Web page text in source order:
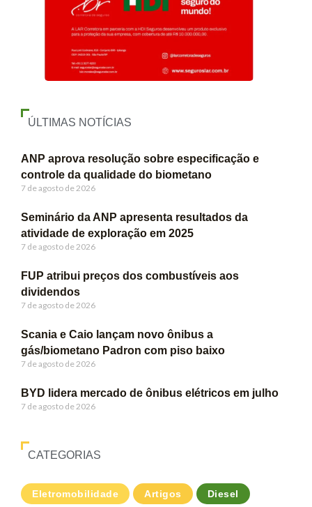
ÚLTIMAS NOTÍCIAS
ANP aprova resolução sobre especificação e
controle da qualidade do biometano
7 de agosto de 2026
Seminário da ANP apresenta resultados da
atividade de exploração em 2025
7 de agosto de 2026
FUP atribui preços dos combustíveis aos
dividendos
7 de agosto de 2026
Scania e Caio lançam novo ônibus a
gás/biometano Padron com piso baixo
7 de agosto de 2026
BYD lidera mercado de ônibus elétricos em julho
7 de agosto de 2026
CATEGORIAS
Eletromobilidade Artigos Diesel